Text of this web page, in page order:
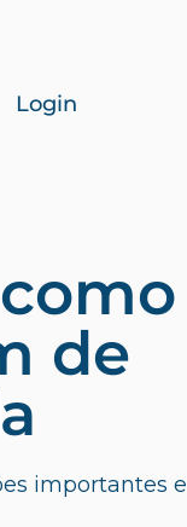
Login
de
importantes e